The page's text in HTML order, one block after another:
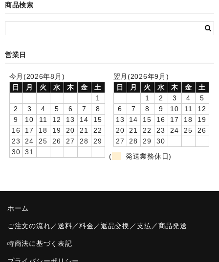
自作オリジナル時計
卒園DVDアルバム
園や先生への贈り物
音声入りフォトフレームクロック(集合)
音声入りフォトフレームクロック(校歌)
温湿度計付目覚まし時計
制服メモリー
商品検索
営業日
今月(2026年8月)
日
月 火 水 木 金
土
1
2
3 4 5 6 7
8
9
10 11 12 13 14
15
16
17 18 19 20 21
22
23
24 25 26 27 28
29
30
31
翌月(2026年9月)
日
月 火 水 木 金
土
1
2 3 4
5
6
7 8 9 10 11
12
13
14 15 16 17 18
19
20
21 22 23 24 25
26
27
28 29
30
(
発送業務休日)
ホーム
ご注文の流れ／送料／料金／返品交換／支払／商品発送
特商法に基づく表記